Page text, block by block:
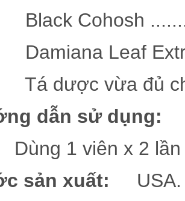
Cohosh
Leaf Extract
vừa đủ cho
dẫn sử dụng:
1 viên x 2 lần /
sản xuất:
USA.